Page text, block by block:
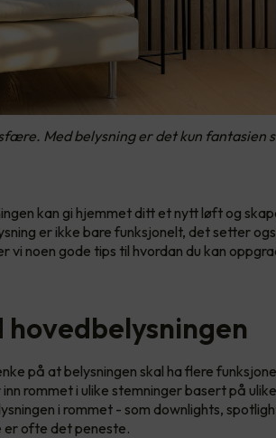
Med belysning er det kun fantasien
kan gi hjemmet ditt et nytt løft og
er ikke bare funksjonelt, det setter
vi noen gode tips til hvordan du kan
på at belysningen skal ha flere
rommet i ulike stemninger basert på
i rommet - som downlights,
er ofte det peneste.